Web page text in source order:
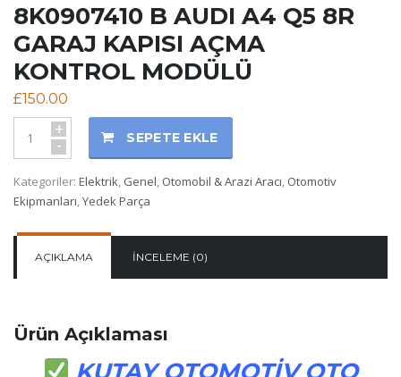
8K0907410 B AUDI A4 Q5 8R
GARAJ KAPISI AÇMA
KONTROL MODÜLÜ
£150.00
+
- SEPETE EKLE
Kategoriler: Elektrik Genel Otomobil & Arazi Aracı Otomotiv
Ekipmanları Yedek Parça
AÇIKLAMA İNCELEME (0)
Ürün Açıklaması
KUTAY OTOMOTİV OTO